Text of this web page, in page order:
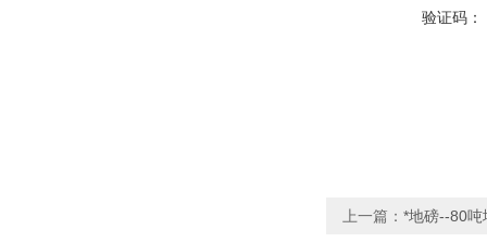
验证码：
上一篇： *地磅--80吨